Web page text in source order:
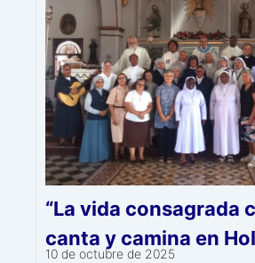
“La vida consagrada
canta y camina en
10 de octubre de 2025